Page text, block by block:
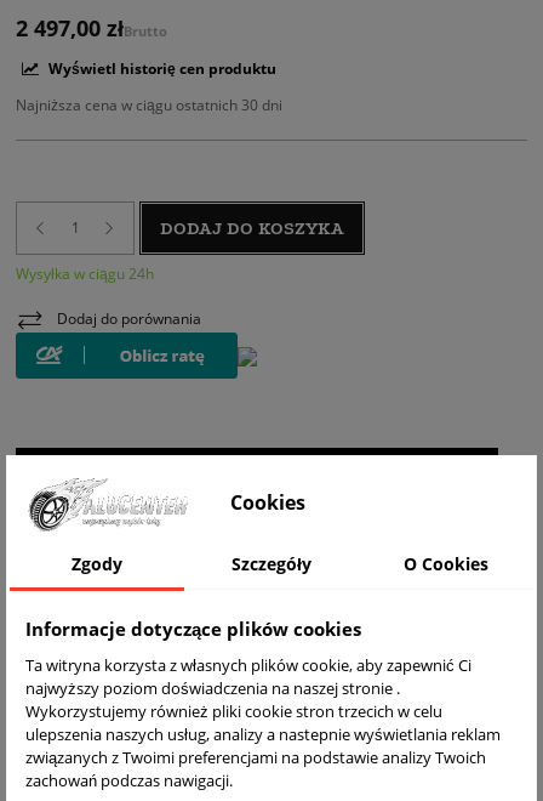
2 497,00 złBrutto
Wyświetl historię cen produktu
Najniższa cena w ciągu ostatnich 30 dni
DODAJ DO KOSZYKA
Wysyłka w ciągu 24h
Dodaj do porównania
DARMOWA
WYSYŁKA
BEZPŁATNY
REALNE
Cookies
Zgody Szczegóły O Cookies
Informacje dotyczące plików cookies
Ta witryna korzysta z własnych plików cookie, aby zapewnić Ci
najwyższy poziom doświadczenia na naszej stronie .
Wykorzystujemy również pliki cookie stron trzecich w celu
ulepszenia naszych usług, analizy a nastepnie wyświetlania reklam
związanych z Twoimi preferencjami na podstawie analizy Twoich
zachowań podczas nawigacji.